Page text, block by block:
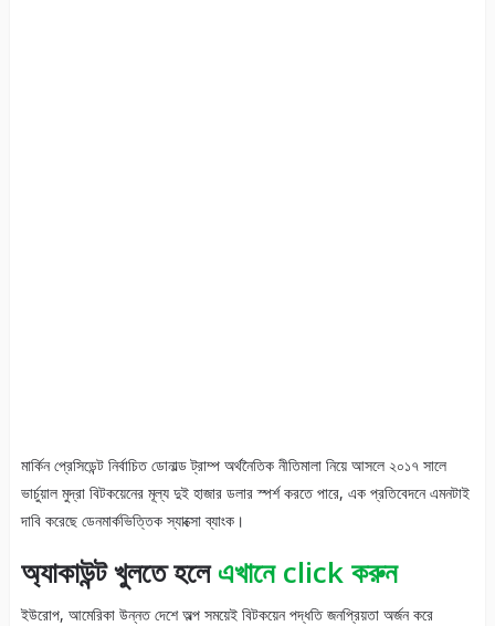
মার্কিন প্রেসিডেন্ট নির্বাচিত ডোনাল্ড ট্রাম্প অর্থনৈতিক নীতিমালা নিয়ে আসলে ২০১৭ সালে
ভার্চুয়াল মুদ্রা বিটকয়েনের মূল্য দুই হাজার ডলার স্পর্শ করতে পারে, এক প্রতিবেদনে এমনটাই
দাবি করেছে ডেনমার্কভিত্তিক স্যাক্সো ব্যাংক।
অ্যাকাউন্ট খুলতে হলেএখানে click করুন
ইউরোপ, আমেরিকা উন্নত দেশে অল্প সময়েই বিটকয়েন পদ্ধতি জনপ্রিয়তা অর্জন করে